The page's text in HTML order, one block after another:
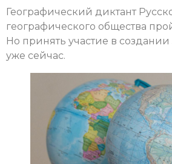
Географический диктант
географического общества
Но принять участие в
уже сейчас.